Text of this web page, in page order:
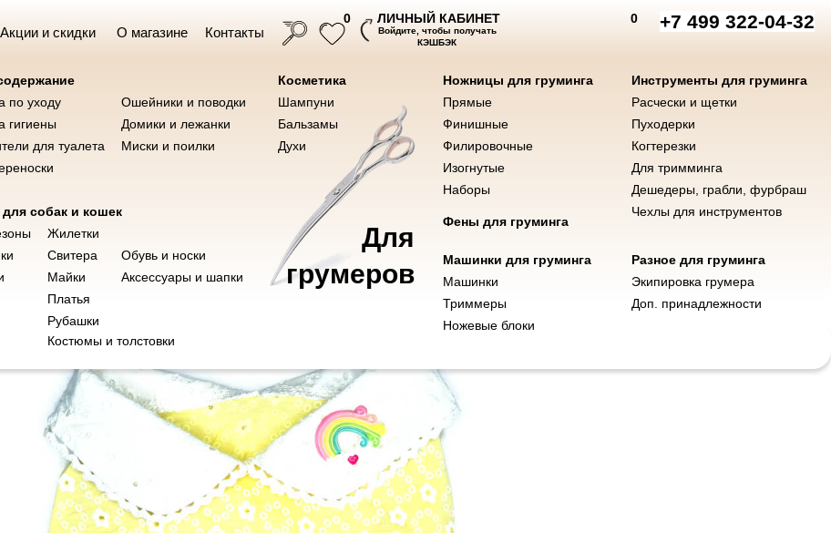
+7 499 322-04-32
0
О магазине
Акции и скидки Контакты
0 ЛИЧНЫЙ КАБИНЕТ
Войдите, чтобы получать
КЭШБЭК
Косметика Ножницы для груминга Инструменты для груминга Машинки и ножи Фены Разное для груминга
собак и кошек
Платья
Костюмы и толстовки
Свитера
Майки
Ошейники и поводки
Домики и лежанки
Косметика
Ножницы для груминга
Прямые
Финишные
Филировочные
Изогнутые
Наборы
Машинки
Триммеры
Ножевые блоки
Расчески и щетки
Для тримминга
Когтерезки
Пуходерки
Чехлы для инструментов
Экипировка грумера
Доп. принадлежности
Аксессуары и шапки
Инструменты для груминга
Фены для груминга
Дешедеры, грабли, фурбраш
Рубашки
Для
грумеров
Обувь и носки
Жилетки
Миски и поилки
для туалета
по уходу
гигиены
Шампуни
Духи
Бальзамы
Машинки для груминга Разное для груминга